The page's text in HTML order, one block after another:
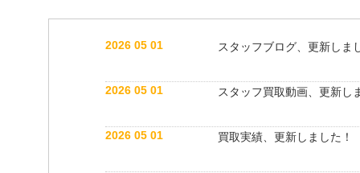
2026 05 01 スタッフブログ、更新しま
2026 05 01 スタッフ買取動画、更新し
2026 05 01 買取実績、更新しました！